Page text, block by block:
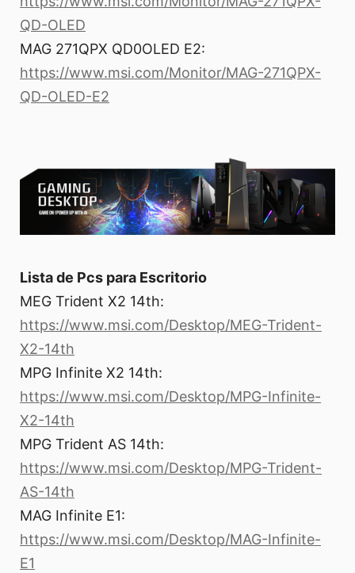
QD-OLED
MAG 271QPX QD0OLED E2:
https://www.msi.com/Monitor/MAG-271QPX-
QD-OLED-E2
Lista de Pcs para Escritorio
MEG Trident X2 14th:
https://www.msi.com/Desktop/MEG-Trident-
X2-14th
MPG Infinite X2 14th:
https://www.msi.com/Desktop/MPG-Infinite-
X2-14th
MPG Trident AS 14th:
https://www.msi.com/Desktop/MPG-Trident-
AS-14th
MAG Infinite E1:
https://www.msi.com/Desktop/MAG-Infinite-
E1